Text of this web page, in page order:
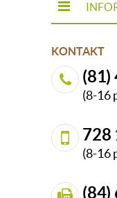
KONTAKT
(81)
(8-16
728
(8-16
(84)